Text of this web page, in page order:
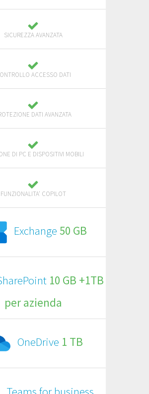
SICUREZZA AVANZATA
ACCESSO DATI
DATI AVANZATA
DI PC E DISPOSITIVI MOBILI
FUNZIONALITA' COPILOT
Exchange 50 GB
10 GB +1TB
per azienda
OneDrive 1 TB